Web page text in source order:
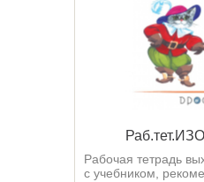
Рабочая тетрадь
с учебником,